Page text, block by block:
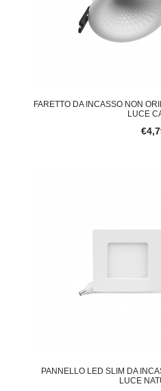
FARETTO DA INCASSO NON
LUCE
PANNELLO LED SLIM DA
LUCE